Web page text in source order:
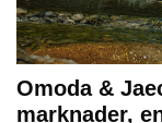
Omoda &
marknader,